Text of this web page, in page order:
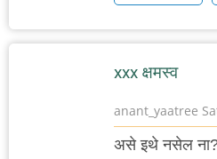
xxx क्षमस्व
anant_yaatree
असे इथे नसेल